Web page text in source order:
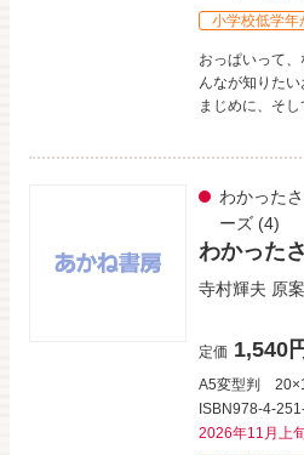
小学校低学年
おっぱいって
んなが知りたい
まじめに、そし
わかった
ーズ(4)
わかった
寺村輝夫 原
定価 1,540
A5変型判
ISBN978-4-
2026年11月上